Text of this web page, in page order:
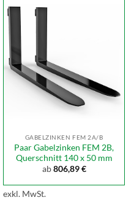
GABELZINKEN FEM 2A/B
Paar Gabelzinken FEM 2B,
Querschnitt 140 x 50 mm
ab806,89€
exkl. MwSt.